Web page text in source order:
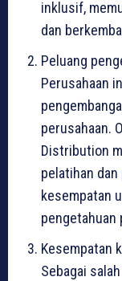
inklusif,
dan
Peluang
Perusahaan
perusahaan.
Distribution
pelatihan
kesempatan
pengetahuan
Kesempatan
Sebagai